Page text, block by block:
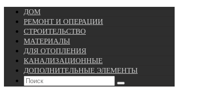
ДОМ
РЕМОНТ И ОПЕРАЦИИ
СТРОИТЕЛЬСТВО
МАТЕРИАЛЫ
ДЛЯ ОТОПЛЕНИЯ
КАНАЛИЗАЦИОННЫЕ
ДОПОЛНИТЕЛЬНЫЕ ЭЛЕМЕНТЫ